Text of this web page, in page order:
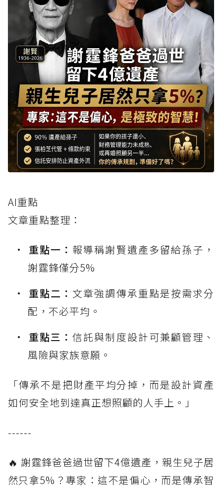
AI重點
文章重點整理：
重點一： 報導稱謝賢遺產多留給孫子，
謝霆鋒僅分5%
重點二： 文章強調傳承重點是按需求分
配，不必平均。
重點三：信託與制度設計可兼顧管理、
風險與家族意願。
「傳承不是把財產平均分掉，而是設計資產
如何安全地到達真正想照顧的人手上。」
------
🔥 謝霆鋒爸爸過世留下4億遺產，親生兒子居
然只拿5%？專家：這不是偏心，而是傳承智